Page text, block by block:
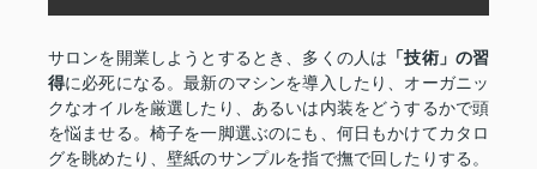
サロンを開業しようとするとき、多くの人は 「技術」の習
得に必死になる。最新のマシンを導入したり、オーガニッ
クなオイルを厳選したり、あるいは内装をどうするかで頭
を悩ませる。椅子を一脚選ぶのにも、何日もかけてカタロ
グを眺めたり、壁紙のサンプルを指で撫で回したりする。